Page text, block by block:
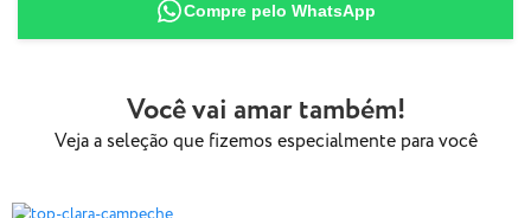
Compre pelo WhatsApp
Você vai amar também!
Veja a seleção que fizemos especialmente para você